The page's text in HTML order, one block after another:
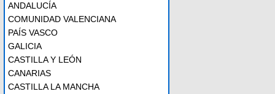
ANDALUCÍA
COMUNIDAD VALENCIANA
PAÍS VASCO
GALICIA
CASTILLA Y LEÓN
CANARIAS
CASTILLA LA MANCHA